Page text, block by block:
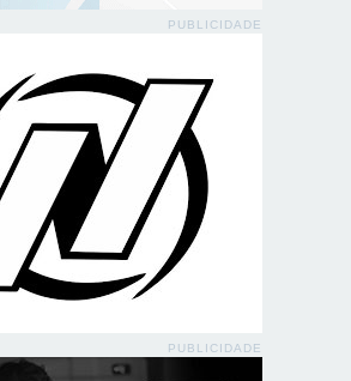
PUBLICIDADE
PUBLICIDADE